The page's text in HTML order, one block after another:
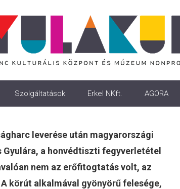
Szolgáltatások Erkel NKft. AGORA
leverése után magyarországi
a honvédtiszti fegyverletétel
nem az erőfitogtatás volt, az
körút alkalmával gyönyörű felesége,